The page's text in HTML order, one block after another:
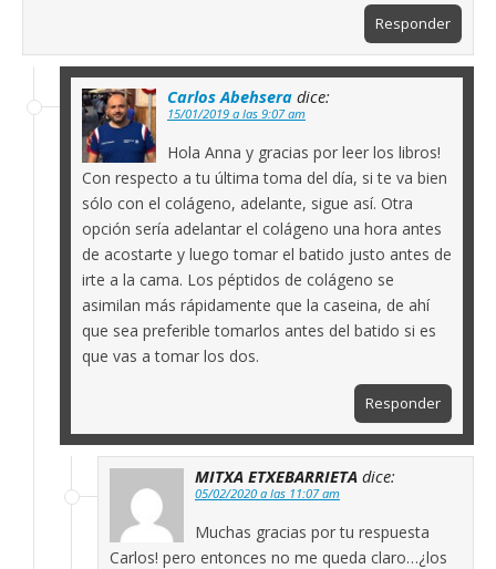
Responder
Carlos Abehsera dice:
15/01/2019 a las 9:07 am
Hola Anna y gracias por leer los libros!
Con respecto a tu última toma del día, si te va bien
sólo con el colágeno, adelante, sigue así. Otra
opción sería adelantar el colágeno una hora antes
de acostarte y luego tomar el batido justo antes de
irte a la cama. Los péptidos de colágeno se
asimilan más rápidamente que la caseina, de ahí
que sea preferible tomarlos antes del batido si es
que vas a tomar los dos.
Responder
MITXA ETXEBARRIETA dice:
05/02/2020 a las 11:07 am
Muchas gracias por tu respuesta
Carlos! pero entonces no me queda claro…¿los